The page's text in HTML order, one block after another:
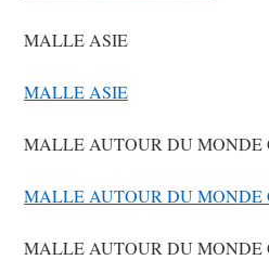
MALLE ASIE
MALLE ASIE
MALLE AUTOUR DU MONDE
MALLE AUTOUR DU MONDE
MALLE AUTOUR DU MONDE